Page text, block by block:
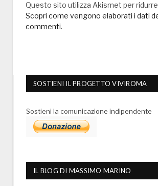
Questo sito utilizza Akismet per
Scopri come vengono elaborati i dati
commenti.
SOSTIENI IL PROGETTO VIVIROMA
Sostieni la comunicazione indipendente
IL BLOG DI MASSIMO MARINO